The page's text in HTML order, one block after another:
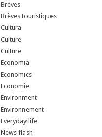
Brèves
Brèves touristiques
Cultura
Culture
Culture
Economia
Economics
Economie
Environment
Environnement
Everyday life
News flash